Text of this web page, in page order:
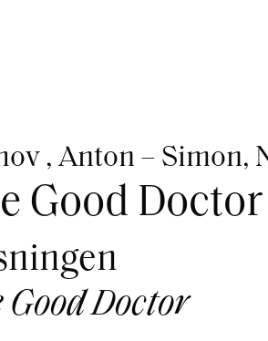
, Anton – Simon,
Good Doctor
Good Doctor